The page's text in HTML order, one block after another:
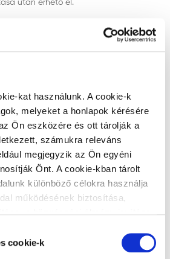
kat használunk. A cookie-k
melyeket a honlapok kérésére
Ön eszközére és ott tárolják a
számukra releváns
megjegyzik az Ön egyéni
Önt. A cookie-kban tárolt
különböző célokra használja
működésének biztosítása,
látogatottsági adatok
által alkalmazott cookie-k,
cookie-k
RAKOM